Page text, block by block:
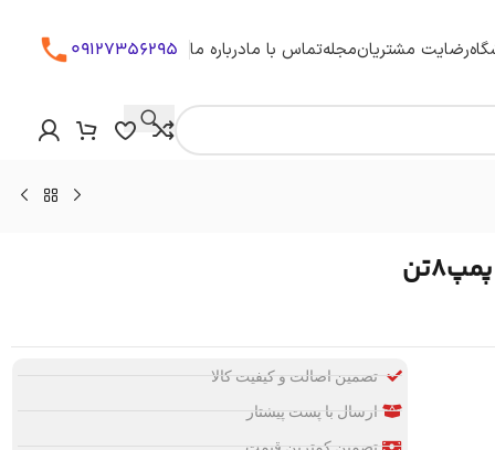
رضایت مشتریانمجلهتماس با مادرباره ما 09127356295
تضمین اصالت و کیفیت کالا
ارسال با پست پیشتاز
تضمین کمترین قیمت